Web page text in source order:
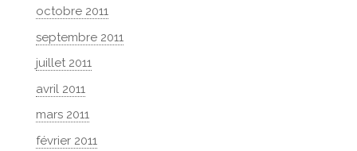
octobre 2011
septembre 2011
juillet 2011
avril 2011
mars 2011
février 2011